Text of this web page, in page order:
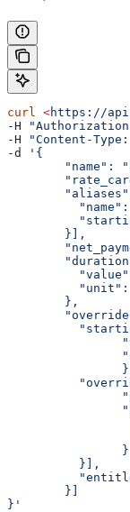
curl <https://
-H
"Authorization:
-H
"Content-
-d
'{
"name":
	}],
	},
		}
	  }],
	}]
}'